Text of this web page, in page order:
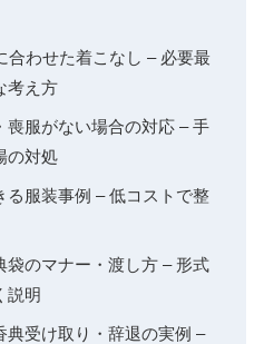
合わせた着こなし – 必要最
考え方
喪服がない場合の対応 – 手
の対処
る服装事例 – 低コストで整
袋のマナー・渡し方 – 形式
説明
典受け取り・辞退の実例 –